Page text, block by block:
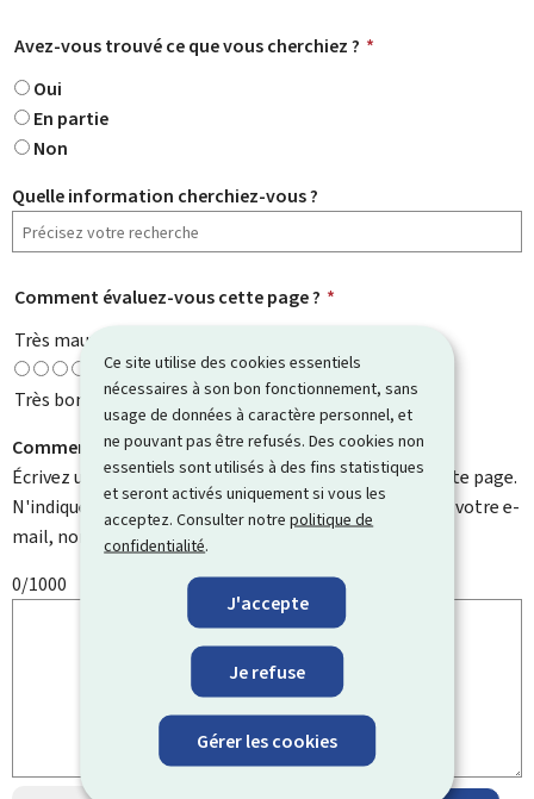
Ce site utilise des cookies essentiels
nécessaires à son bon fonctionnement, sans
usage de données à caractère personnel, et
ne pouvant pas être refusés. Des cookies non
essentiels sont utilisés à des fins statistiques
et seront activés uniquement si vous les
acceptez. Consulter notrepolitique de
confidentialité.
J'accepte
Je refuse
Gérer les cookies
Avez-vous trouvé ce que vous cherchiez ? *
Oui
En partie
Non
Quelle information cherchiez-vous ?
Comment évaluez-vous cette page ? *
Très mauvaise
Très bonne
Comment pouvons-nous l'améliorer ?
Écrivez un commentaire et aidez-nous à améliorer cette page.
N'indiquez pas d'informations personnelles telles que votre e-
mail, nom, numéro de téléphone, etc.
0/1000